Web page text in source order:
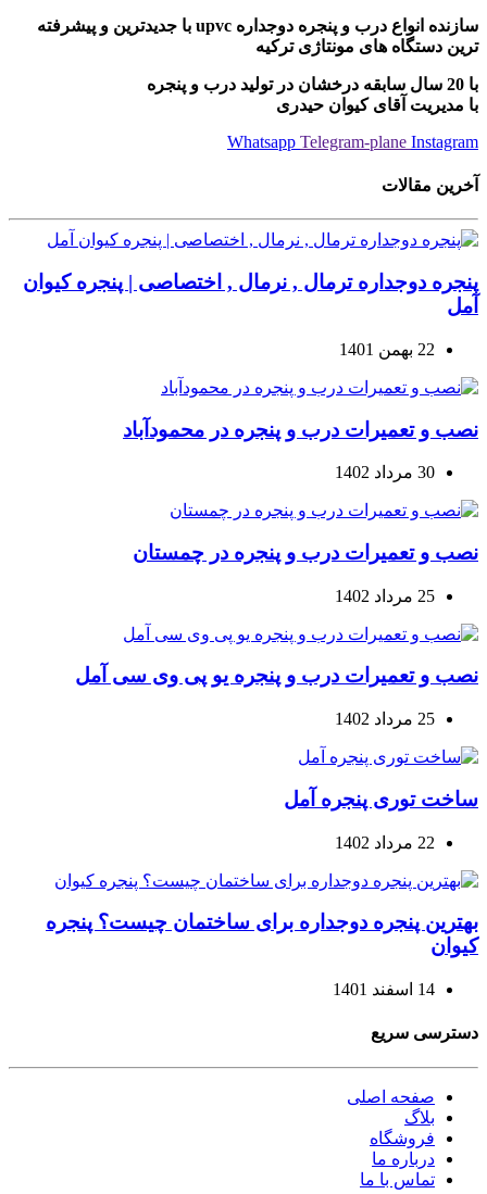
سازنده انواع درب و پنجره دوجداره upvc با جدیدترین و پیشرفته
ترین دستگاه های مونتاژی ترکیه
با 20 سال سابقه درخشان در تولید درب و پنجره
با مدیریت آقای کیوان حیدری
Whatsapp Telegram-plane Instagram
آخرین مقالات
پنجره دوجداره ترمال , نرمال , اختصاصی | پنجره کیوان
آمل
22 بهمن 1401
نصب و تعمیرات درب و پنجره در محمودآباد
30 مرداد 1402
نصب و تعمیرات درب و پنجره در چمستان
25 مرداد 1402
نصب و تعمیرات درب و پنجره یو پی وی سی آمل
25 مرداد 1402
ساخت توری پنجره آمل
22 مرداد 1402
بهترین پنجره دوجداره برای ساختمان چیست؟ پنجره
کیوان
14 اسفند 1401
دسترسی سریع
صفحه اصلی
بلاگ
فروشگاه
درباره ما
تماس با ما